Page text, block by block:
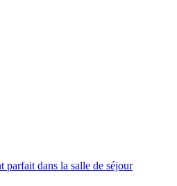
dans la salle de séjour